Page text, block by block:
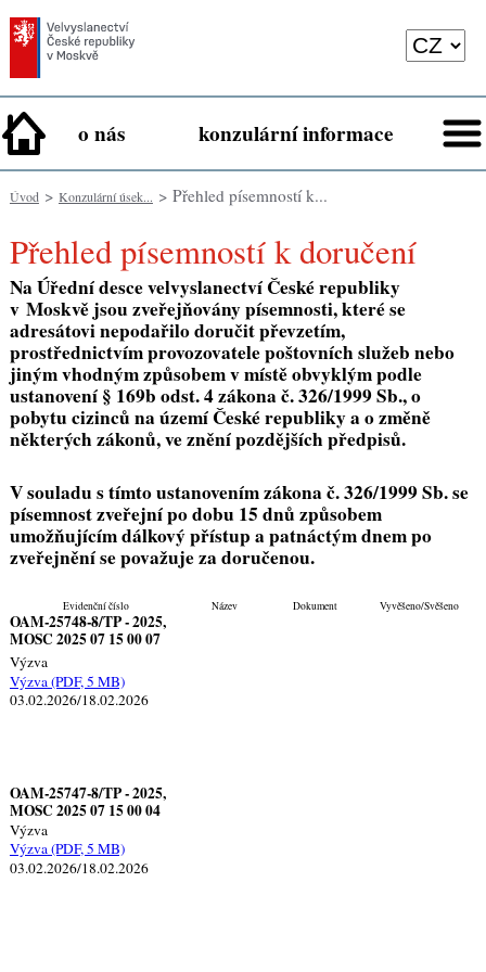
o nás konzulární informace
Úvod> Konzulární úsek... > Přehled písemností k...
Přehled písemností k doručení
Na Úřední desce velvyslanectví České republiky
v Moskvě jsou zveřejňovány písemnosti, které se
adresátovi nepodařilo doručit převzetím,
prostřednictvím provozovatele poštovních služeb nebo
jiným vhodným způsobem v místě obvyklým podle
ustanovení § 169b odst. 4 zákona č. 326/1999 Sb., o
pobytu cizinců na území České republiky a o změně
některých zákonů, ve znění pozdějších předpisů.
V souladu s tímto ustanovením zákona č. 326/1999 Sb. se
písemnost zveřejní po dobu 15 dnů způsobem
umožňujícím dálkový přístup a patnáctým dnem po
zveřejnění se považuje za doručenou.
Evidenční číslo Název Dokument Vyvěšeno/Svěšeno
OAM-25748-8/TP - 2025,
MOSC 2025 07 15 00 07
Výzva
Výzva (PDF, 5 MB)
03.02.2026/18.02.2026
OAM-25747-8/TP - 2025,
MOSC 2025 07 15 00 04
Výzva
Výzva(PDF, 5 MB)
03.02.2026/18.02.2026